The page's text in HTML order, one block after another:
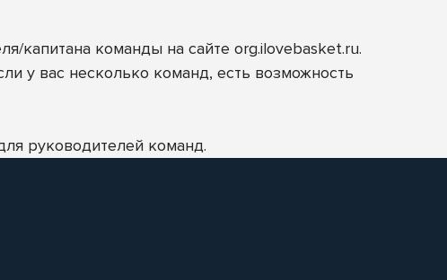
капитана команды на сайте org.ilovebasket.ru.
у вас несколько команд, есть возможность
руководителей команд.